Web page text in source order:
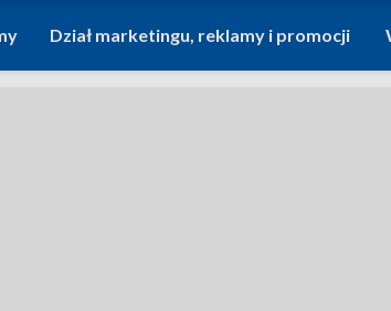
Dział marketingu, reklamy i promocji